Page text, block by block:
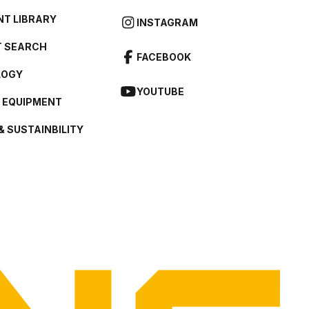
LIBRARY
SEARCH
SUSTAINBILITY
INSTAGRAM
FACEBOOK
YOUTUBE